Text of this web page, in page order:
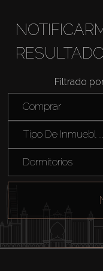
Comprar
Alquilar
Agentes
Filtrado
Comprar
Tipo De Inmuebl ...
Dormitorios